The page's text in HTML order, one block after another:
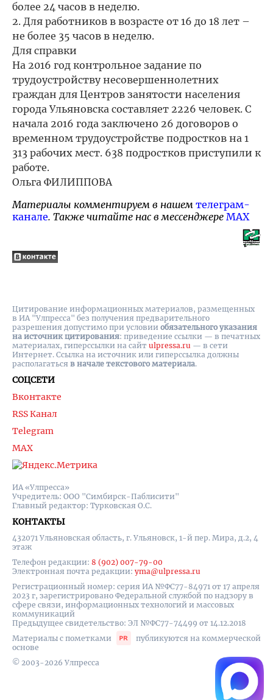
более 24 часов в неделю.
2. Для работников в возрасте от 16 до 18 лет –
не более 35 часов в неделю.
Для справки
На 2016 год контрольное задание по
трудоустройству несовершеннолетних
граждан для Центров занятости населения
города Ульяновска составляет 2226 человек. С
начала 2016 года заключено 26 договоров о
временном трудоустройстве подростков на 1
313 рабочих мест. 638 подростков приступили к
работе.
Ольга ФИЛИППОВА
Материалы комментируем в нашем телеграм-
канале. Также читайте нас в мессенджере MAX
ИА «Улпресса»
Учредитель: ООО "Симбирск-Паблисити"
Главный редактор: Турковская О.С.
КОНТАКТЫ
432071 Ульяновская область, г. Ульяновск, 1-й пер. Мира, д.2, 4
этаж
Телефон редакции: 8 (902) 007-79-00
Электронная почта редакции: yma@ulpressa.ru
Регистрационный номер: серия ИА №ФС77-84971 от 17 апреля
2023 г, зарегистрировано Федеральной службой по надзору в
сфере связи, информационных технологий и массовых
коммуникаций
Предыдущее свидетельство: ЭЛ №ФС77-74499 от 14.12.2018
Материалы с пометками
публикуются на коммерческой
основе
© 2003-2026 Улпресса
СОЦСЕТИ
Вконтакте
RSS Канал
Telegram
MAX
Цитирование информационных материалов, размещенных
в ИА "Улпресса" без получения предварительного
разрешения допустимо при условии обязательного указания
на источник цитирования: приведение ссылки — в печатных
материалах, гиперссылки на cайт ulpressa.ru — в сети
Интернет. Ссылка на источник или гиперссылка должны
располагаться в начале текстового материала.